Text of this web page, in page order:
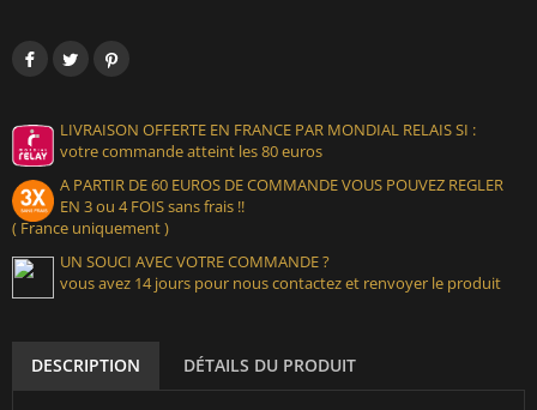
LIVRAISON OFFERTE EN FRANCE PAR MONDIAL RELAIS SI :
votre commande atteint les 80 euros
A PARTIR DE 60 EUROS DE COMMANDE VOUS POUVEZ REGLER
EN 3 ou 4 FOIS sans frais !!
( France uniquement )
UN SOUCI AVEC VOTRE COMMANDE ?
vous avez 14 jours pour nous contactez et renvoyer le produit
DESCRIPTION DÉTAILS DU PRODUIT